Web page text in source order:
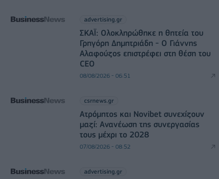
advertising.gr
ΣΚΑΪ: Ολοκληρώθηκε η θητεία του
Γρηγόρη Δημητριάδη - Ο Γιάννης
Αλαφούζος επιστρέφει στη θέση του
CEO
08/08/2026 - 06:51
csrnews.gr
Ατρόμητος και Novibet συνεχίζουν
μαζί: Ανανέωση της συνεργασίας
τους μέχρι το 2028
07/08/2026 - 08:52
advertising.gr